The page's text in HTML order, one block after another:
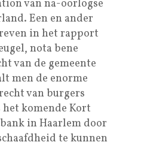
van na-oorlogse
Een en ander
in het rapport
nota bene
van de gemeente
men de enorme
van burgers
komende Kort
in Haarlem door
te kunnen